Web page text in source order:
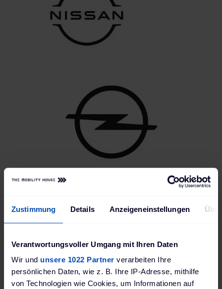
Zustimmung Details Anzeigeneinstellungen
Verantwortungsvoller Umgang mit Ihren Daten
Wir und unsere 1022 Partner verarbeiten Ihre
persönlichen Daten, wie z. B. Ihre IP-Adresse, mithilfe
von Technologien wie Cookies, um Informationen auf